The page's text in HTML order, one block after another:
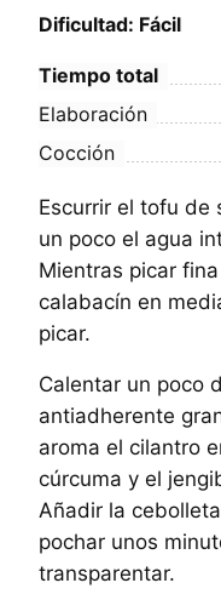
Dificultad: Fácil
Tiempo total
Elaboración
Cocción
Escurrir el tofu de
un poco el agua
Mientras picar
calabacín en
picar.
Calentar un poco
antiadherente
aroma el cilantro
cúrcuma y el
Añadir la
pochar unos
transparentar.